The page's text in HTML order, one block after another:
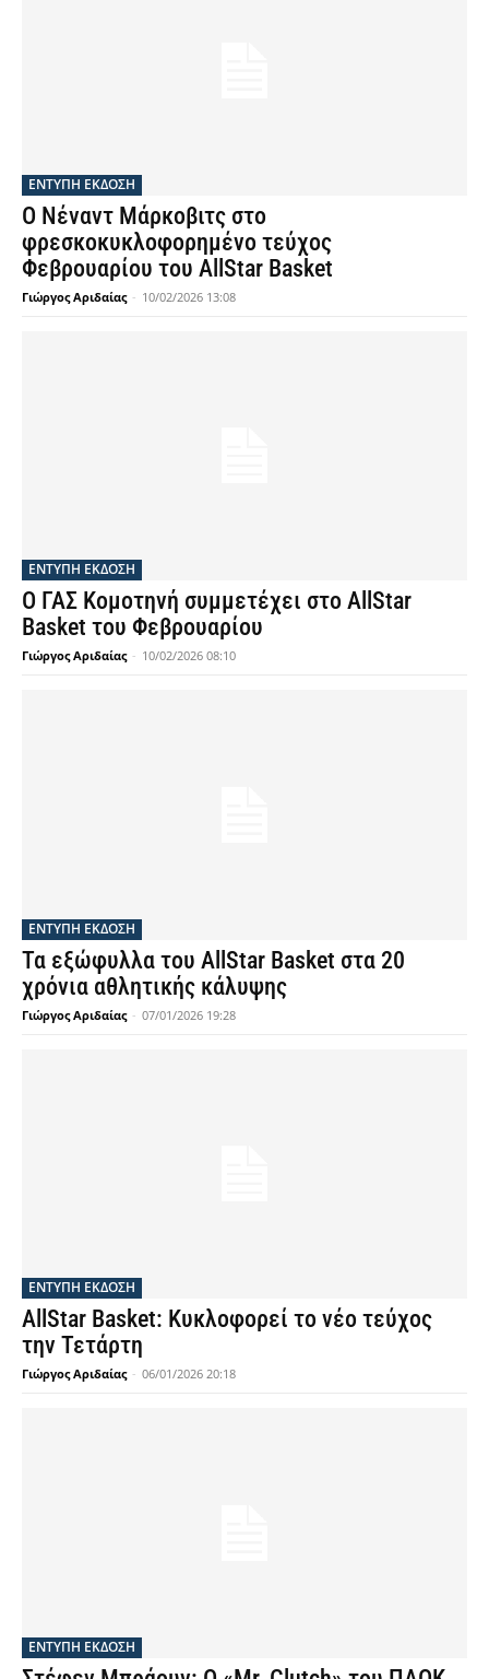
ΕΝΤΥΠΗ ΕΚΔΟΣΗ
Ο Νέναντ Μάρκοβιτς στο
φρεσκοκυκλοφορημένο τεύχος
Φεβρουαρίου του AllStar Basket
Γιώργος Αριδαίας - 10/02/2026 13:08
ΕΝΤΥΠΗ ΕΚΔΟΣΗ
Ο ΓΑΣ Κομοτηνή συμμετέχει στο AllStar
Basket του Φεβρουαρίου
Γιώργος Αριδαίας - 10/02/2026 08:10
ΕΝΤΥΠΗ ΕΚΔΟΣΗ
Τα εξώφυλλα του AllStar Basket στα 20
χρόνια αθλητικής κάλυψης
Γιώργος Αριδαίας - 07/01/2026 19:28
ΕΝΤΥΠΗ ΕΚΔΟΣΗ
AllStar Basket: Κυκλοφορεί το νέο τεύχος
την Τετάρτη
Γιώργος Αριδαίας - 06/01/2026 20:18
ΕΝΤΥΠΗ ΕΚΔΟΣΗ